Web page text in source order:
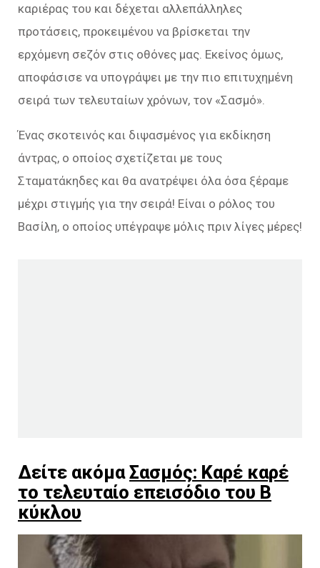
καριέρας του και δέχεται αλλεπάλληλες
προτάσεις, προκειμένου να βρίσκεται την
ερχόμενη σεζόν στις οθόνες μας. Εκείνος όμως,
αποφάσισε να υπογράψει με την πιο επιτυχημένη
σειρά των τελευταίων χρόνων, τον «Σασμό».
Ένας σκοτεινός και διψασμένος για εκδίκηση
άντρας, ο οποίος σχετίζεται με τους
Σταματάκηδες και θα ανατρέψει όλα όσα ξέραμε
μέχρι στιγμής για την σειρά! Είναι ο ρόλος του
Βασίλη, ο οποίος υπέγραψε μόλις πριν λίγες μέρες!
Δείτε ακόμαΣασμός: Καρέ καρέ
το τελευταίο επεισόδιο του Β
κύκλου